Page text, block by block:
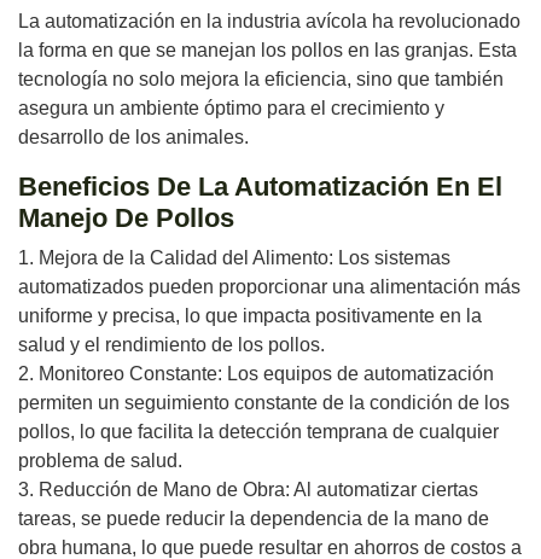
La automatización en la industria avícola ha revolucionado
la forma en que se manejan los pollos en las granjas. Esta
tecnología no solo mejora la eficiencia, sino que también
asegura un ambiente óptimo para el crecimiento y
desarrollo de los animales.
Beneficios De La Automatización En El
Manejo De Pollos
1. Mejora de la Calidad del Alimento: Los sistemas
automatizados pueden proporcionar una alimentación más
uniforme y precisa, lo que impacta positivamente en la
salud y el rendimiento de los pollos.
2. Monitoreo Constante: Los equipos de automatización
permiten un seguimiento constante de la condición de los
pollos, lo que facilita la detección temprana de cualquier
problema de salud.
3. Reducción de Mano de Obra: Al automatizar ciertas
tareas, se puede reducir la dependencia de la mano de
obra humana, lo que puede resultar en ahorros de costos a